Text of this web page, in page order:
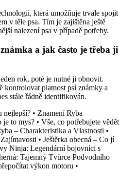
která umožňuje trvale spojit
v těle psa. Tím je zajištěna ještě
nalezení psa v případě potřeby.
a jak často je třeba ji
rok, poté je nutné ji obnovit.
kontrolovat platnost psí známky a
stále řádně identifikován.
nejlepší? • Znamení Ryba –
je to mys? • Vše, co potřebujete vědět
– Charakteristika a Vlastnosti •
• Ještěrka obecná – Co jí
Ninja: Legendární bojovníci s
Tajemný Tvůrce Podvodního
výkon motoru •